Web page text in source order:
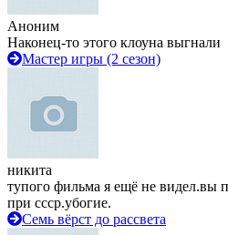
Аноним
Наконец-то этого клоуна выгнали
Мастер игры (2 сезон)
никита
тупого фильма я ещё не видел.вы
при ссср.убогие.
Семь вёрст до рассвета